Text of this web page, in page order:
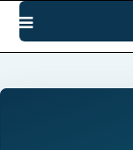
Přejdi
obsah